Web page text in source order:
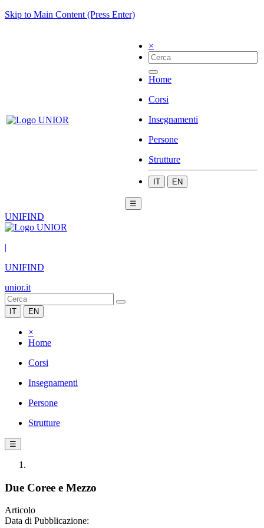
Skip to Main Content (Press Enter)
×
Home
Corsi
Insegnamenti
Persone
Strutture
IT EN
☰
UNIFIND
|
UNIFIND
unior.it
IT EN
×
Home
Corsi
Insegnamenti
Persone
Strutture
☰
Due Coree e Mezzo
Articolo
Data di Pubblicazione: